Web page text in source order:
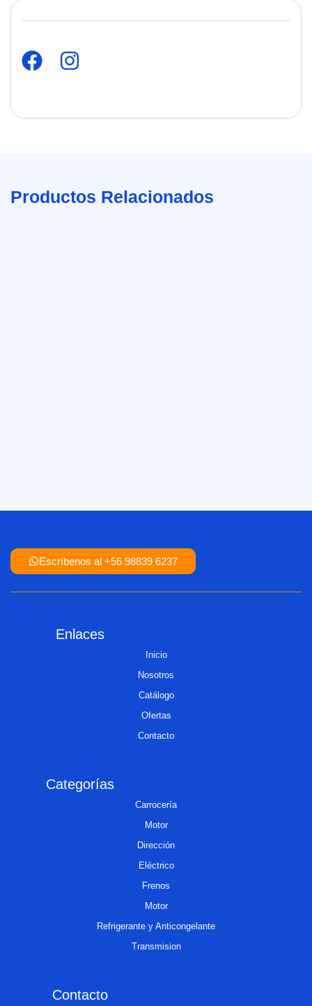
Productos Relacionados
Escríbenos al +56 98839 6237
Enlaces
Inicio
Nosotros
Catálogo
Ofertas
Contacto
Categorías
Carrocería
Motor
Dirección
Eléctrico
Frenos
Motor
Refrigerante y Anticongelante
Transmision
Contacto